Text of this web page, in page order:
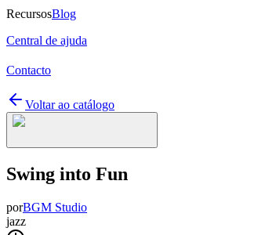
RecursosBlog
Central de ajuda
Contacto
Voltar ao catálogo
Swing into Fun
porBGM Studio
jazz